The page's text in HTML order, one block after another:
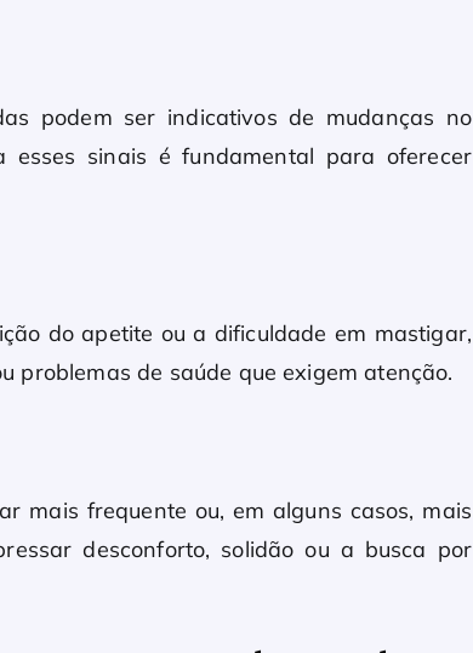
podem ser indicativos de mudanças no
sinais é fundamental para oferecer
do apetite ou a dificuldade em mastigar,
problemas de saúde que exigem atenção.
mais frequente ou, em alguns casos, mais
desconforto, solidão ou a busca por